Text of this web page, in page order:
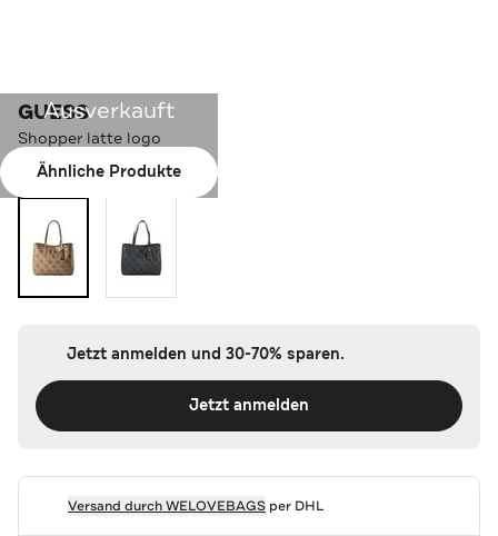
Ausverkauft
Ähnliche Produkte
GUESS
Shopper latte logo
Farbe:latte logo
Jetzt anmelden und 30-70% sparen.
Jetzt anmelden
Versand durchWELOVEBAGSper DHL